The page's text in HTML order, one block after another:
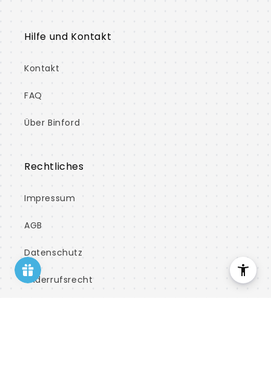
Hilfe und Kontakt
Kontakt
FAQ
Über Binford
Rechtliches
Impressum
AGB
Datenschutz
Widerrufsrecht